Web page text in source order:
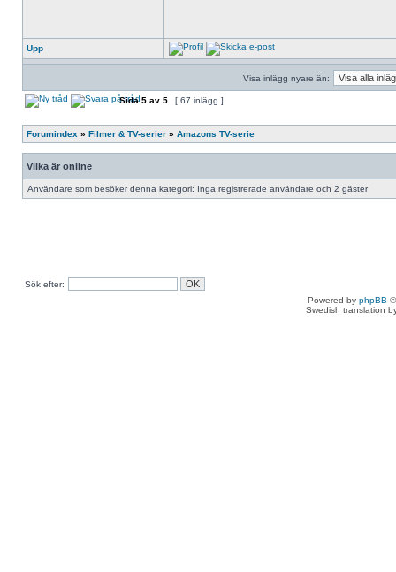
Upp
Visa inlägg nyare än:
Sida5 av 5 [ 67 inlägg ]
Forumindex » Filmer & TV-serier » Amazons TV-serie
Vilka är online
Användare som besöker denna kategori: Inga registrerade användare och 2 gäster
Sök efter:
Powered by phpBB
Swedish translation